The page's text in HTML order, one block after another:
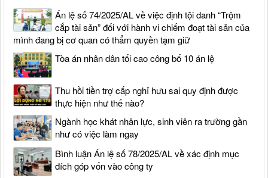
Án lệ số 74/2025/AL về việc định tội danh “Trộm
cắp tài sản” đối với hành vi chiếm đoạt tài sản của
mình đang bị cơ quan có thẩm quyền tạm giữ
Tòa án nhân dân tối cao công bố 10 án lệ
Thu hồi tiền trợ cấp nghỉ hưu sai quy định được
thực hiện như thế nào?
Ngành học khát nhân lực, sinh viên ra trường gần
như có việc làm ngay
Bình luận Án lệ số 78/2025/AL về xác định mục
đích góp vốn vào công ty